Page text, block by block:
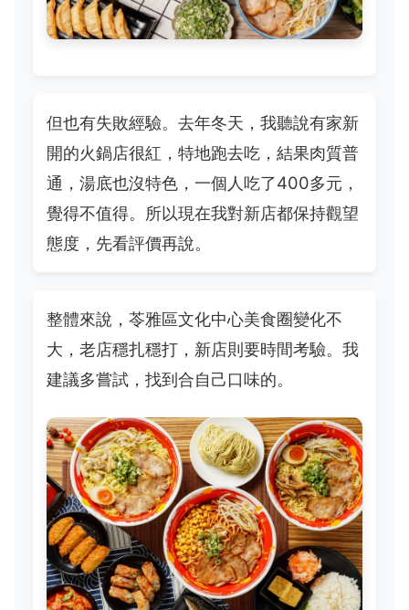
但也有失敗經驗。去年冬天，我聽說有家新
開的火鍋店很紅，特地跑去吃，結果肉質普
通，湯底也沒特色，一個人吃了400多元，
覺得不值得。所以現在我對新店都保持觀望
態度，先看評價再說。
整體來說，苓雅區文化中心美食圈變化不
大，老店穩扎穩打，新店則要時間考驗。我
建議多嘗試，找到合自己口味的。